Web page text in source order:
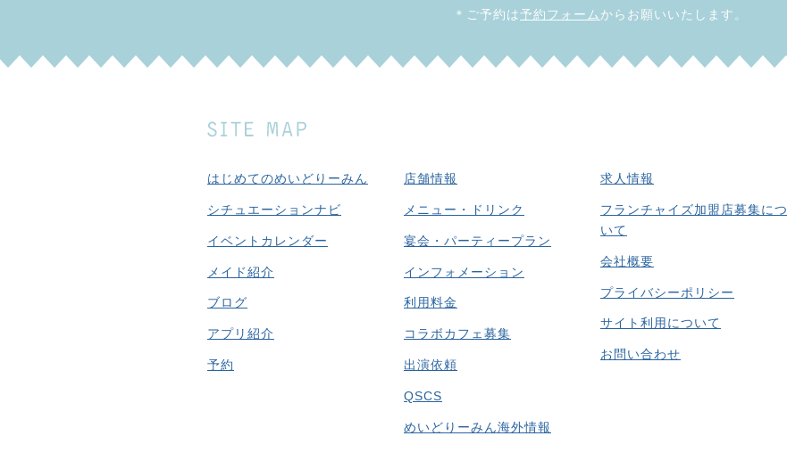
＊ご予約は予約フォーム からお願いいたします。
はじめてのめいどりーみん
シチュエーションナビ
イベントカレンダー
メイド紹介
ブログ
アプリ紹介
予約
店舗情報
メニュー・ドリンク
宴会・パーティープラン
インフォメーション
利用料金
コラボカフェ募集
出演依頼
QSCS
めいどりーみん海外情報
求人情報
フランチャイズ加盟店募集につ
いて
会社概要
プライバシーポリシー
サイト利用について
お問い合わせ